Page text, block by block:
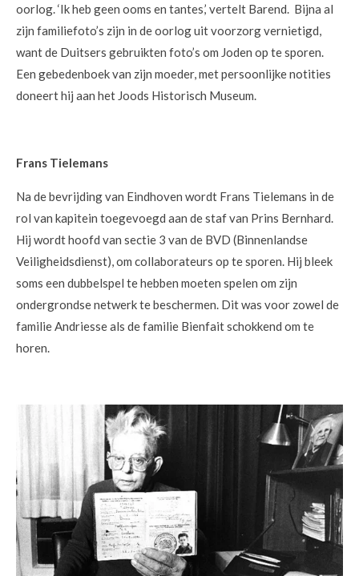
oorlog. ‘Ik heb geen ooms en tantes,’ vertelt Barend. Bijna al
zijn familiefoto’s zijn in de oorlog uit voorzorg vernietigd,
want de Duitsers gebruikten foto’s om Joden op te sporen.
Een gebedenboek van zijn moeder, met persoonlijke notities
doneert hij aan het Joods Historisch Museum.
Frans Tielemans
Na de bevrijding van Eindhoven wordt Frans Tielemans in de
rol van kapitein toegevoegd aan de staf van Prins Bernhard.
Hij wordt hoofd van sectie 3 van de BVD (Binnenlandse
Veiligheidsdienst), om collaborateurs op te sporen. Hij bleek
soms een dubbelspel te hebben moeten spelen om zijn
ondergrondse netwerk te beschermen. Dit was voor zowel de
familie Andriesse als de familie Bienfait schokkend om te
horen.